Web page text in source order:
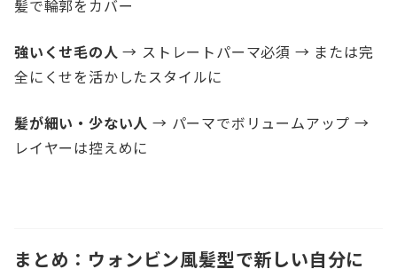
髪で輪郭をカバー
強いくせ毛の人 → ストレートパーマ必須 → または完
全にくせを活かしたスタイルに
髪が細い・少ない人 → パーマでボリュームアップ →
レイヤーは控えめに
まとめ：ウォンビン風髪型で新しい自分に